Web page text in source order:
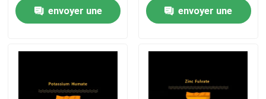
Nitrate de calcium et d'ammonium (CAN)
Bio-Méthanol
envoyer une envoyer une